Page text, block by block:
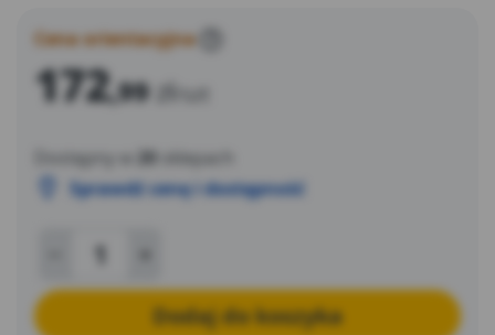
uchwyt zapewniający wygodną pracę jedną ręką.
Cena orientacyjna
172,99 zł
Dostępny w 20
sklepach
Sprawdź cenę i dostępność
Dodaj do koszyka